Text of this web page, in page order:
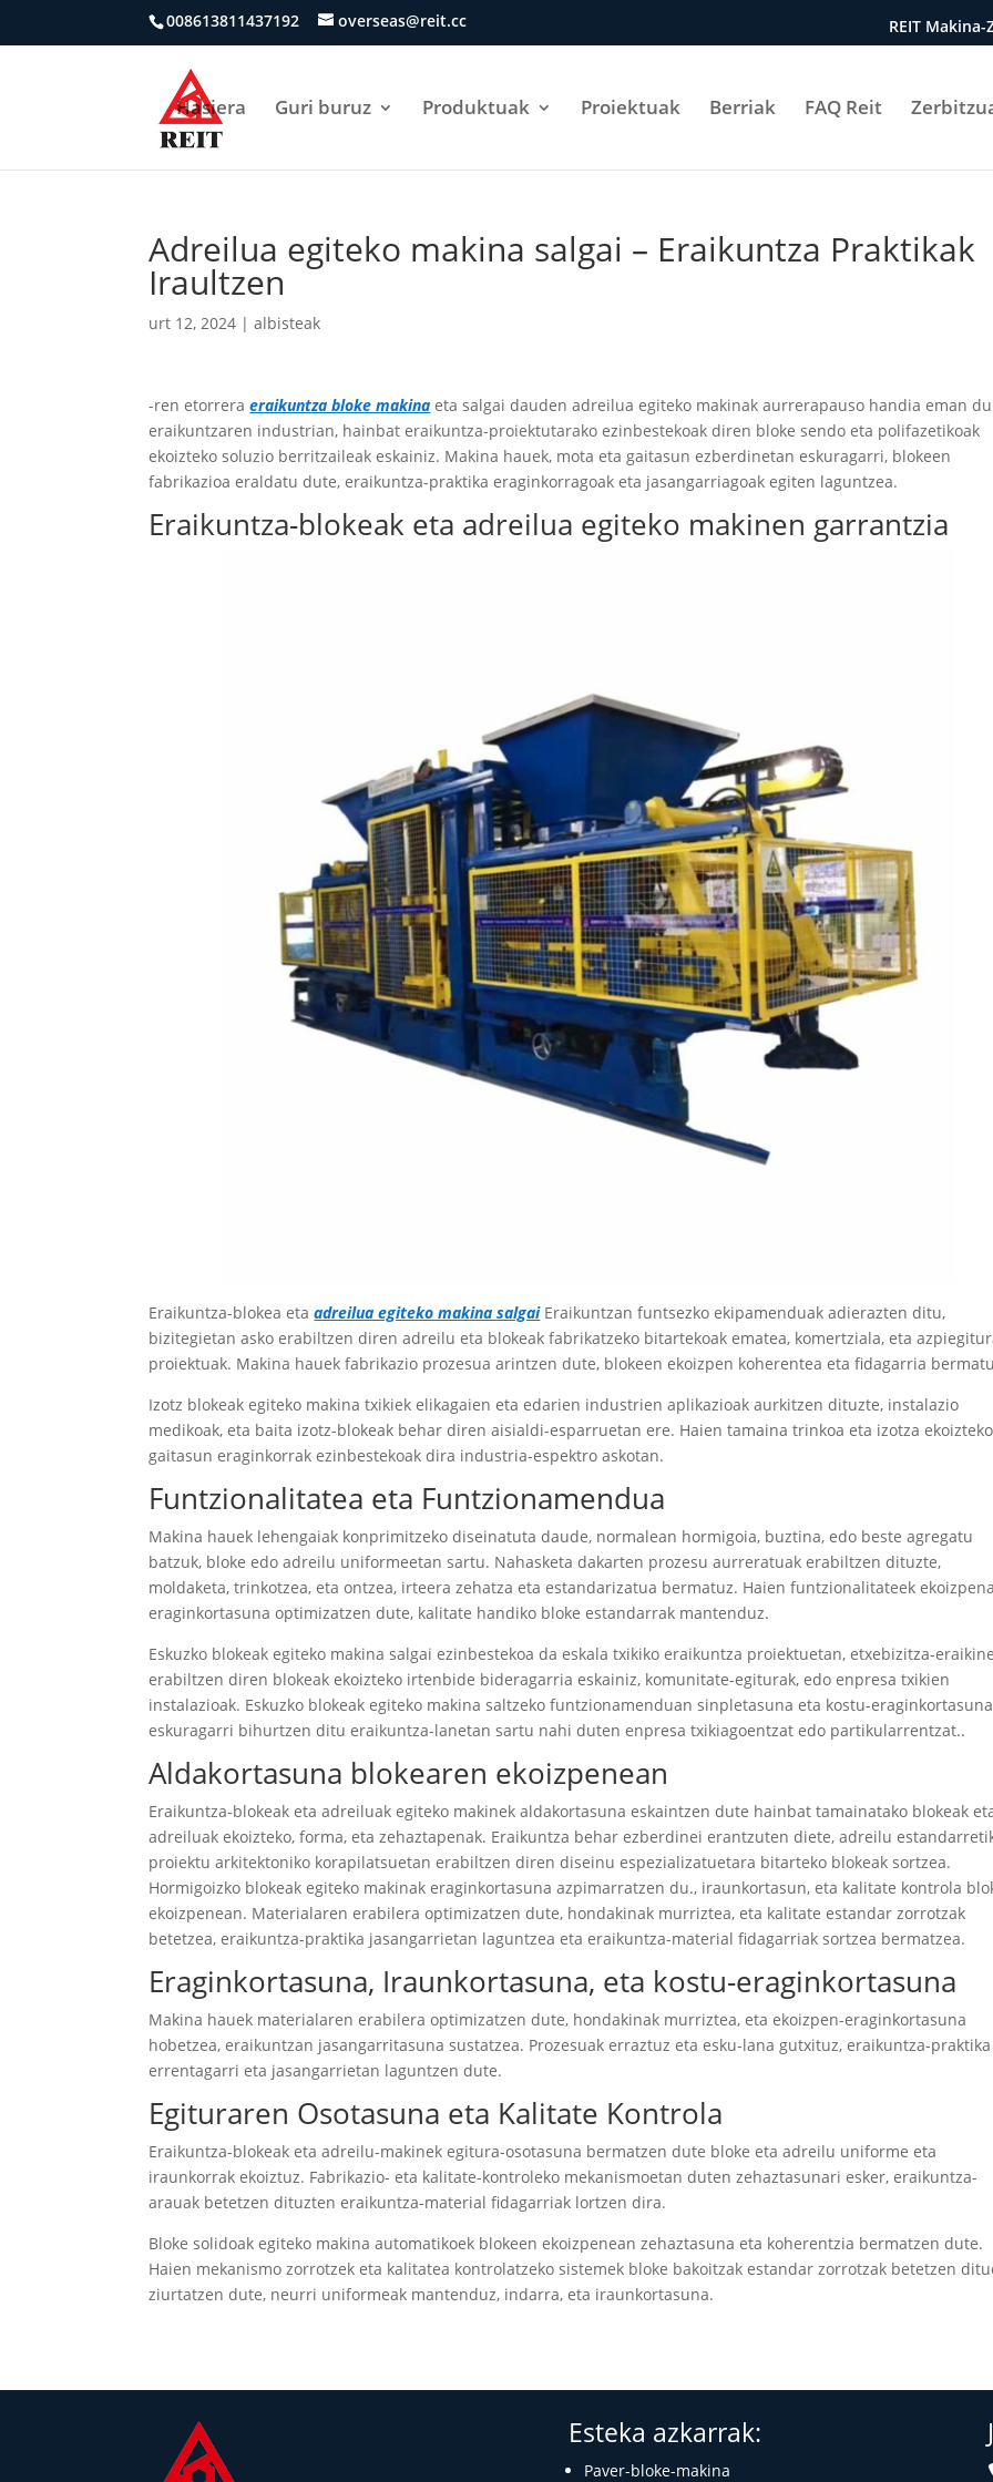
008613811437192 overseas@reit.cc REIT
Hasiera Guri buruz Produktuak Proiektuak Berriak FAQ Reit
Adreilua egiteko makina salgai – Eraikuntza Praktikak
Iraultzen
urt 12, 2024 |albisteak
-ren etorreraeraikuntza bloke makina eta salgai dauden adreilua egiteko makinak aurrerapauso handia eman du
eraikuntzaren industrian, hainbat eraikuntza-proiektutarako ezinbestekoak diren bloke sendo eta polifazetikoak
ekoizteko soluzio berritzaileak eskainiz. Makina hauek, mota eta gaitasun ezberdinetan eskuragarri, blokeen
fabrikazioa eraldatu dute, eraikuntza-praktika eraginkorragoak eta jasangarriagoak egiten laguntzea.
Eraikuntza-blokeak eta adreilua egiteko makinen garrantzia
Eraikuntza-blokea etaadreilua egiteko makina salgaiEraikuntzan funtsezko ekipamenduak adierazten ditu,
bizitegietan asko erabiltzen diren adreilu eta blokeak fabrikatzeko bitartekoak ematea, komertziala, eta
proiektuak. Makina hauek fabrikazio prozesua arintzen dute, blokeen ekoizpen koherentea eta fidagarria
Izotz blokeak egiteko makina txikiek elikagaien eta edarien industrien aplikazioak aurkitzen dituzte, instalazio
medikoak, eta baita izotz-blokeak behar diren aisialdi-esparruetan ere. Haien tamaina trinkoa eta izotza ekoizteko
gaitasun eraginkorrak ezinbestekoak dira industria-espektro askotan.
Funtzionalitatea eta Funtzionamendua
Makina hauek lehengaiak konprimitzeko diseinatuta daude, normalean hormigoia, buztina, edo beste agregatu
batzuk, bloke edo adreilu uniformeetan sartu. Nahasketa dakarten prozesu aurreratuak erabiltzen dituzte,
moldaketa, trinkotzea, eta ontzea, irteera zehatza eta estandarizatua bermatuz. Haien funtzionalitateek
eraginkortasuna optimizatzen dute, kalitate handiko bloke estandarrak mantenduz.
Eskuzko blokeak egiteko makina salgai ezinbestekoa da eskala txikiko eraikuntza proiektuetan, etxebizitza-
erabiltzen diren blokeak ekoizteko irtenbide bideragarria eskainiz, komunitate-egiturak, edo enpresa txikien
instalazioak. Eskuzko blokeak egiteko makina saltzeko funtzionamenduan sinpletasuna eta kostu-eraginkortasuna
eskuragarri bihurtzen ditu eraikuntza-lanetan sartu nahi duten enpresa txikiagoentzat edo partikularrentzat..
Aldakortasuna blokearen ekoizpenean
Eraikuntza-blokeak eta adreiluak egiteko makinek aldakortasuna eskaintzen dute hainbat tamainatako blokeak
adreiluak ekoizteko, forma, eta zehaztapenak. Eraikuntza behar ezberdinei erantzuten diete, adreilu
proiektu arkitektoniko korapilatsuetan erabiltzen diren diseinu espezializatuetara bitarteko blokeak sortzea.
Hormigoizko blokeak egiteko makinak eraginkortasuna azpimarratzen du., iraunkortasun, eta kalitate kontrola
ekoizpenean. Materialaren erabilera optimizatzen dute, hondakinak murriztea, eta kalitate estandar zorrotzak
betetzea, eraikuntza-praktika jasangarrietan laguntzea eta eraikuntza-material fidagarriak sortzea bermatzea.
Eraginkortasuna, Iraunkortasuna, eta kostu-eraginkortasuna
Makina hauek materialaren erabilera optimizatzen dute, hondakinak murriztea, eta ekoizpen-eraginkortasuna
hobetzea, eraikuntzan jasangarritasuna sustatzea. Prozesuak erraztuz eta esku-lana gutxituz, eraikuntza-praktika
errentagarri eta jasangarrietan laguntzen dute.
Egituraren Osotasuna eta Kalitate Kontrola
Eraikuntza-blokeak eta adreilu-makinek egitura-osotasuna bermatzen dute bloke eta adreilu uniforme eta
iraunkorrak ekoiztuz. Fabrikazio- eta kalitate-kontroleko mekanismoetan duten zehaztasunari esker, eraikuntza-
arauak betetzen dituzten eraikuntza-material fidagarriak lortzen dira.
Bloke solidoak egiteko makina automatikoek blokeen ekoizpenean zehaztasuna eta koherentzia bermatzen dute.
Haien mekanismo zorrotzek eta kalitatea kontrolatzeko sistemek bloke bakoitzak estandar zorrotzak betetzen
ziurtatzen dute, neurri uniformeak mantenduz, indarra, eta iraunkortasuna.
Esteka azkarrak:
Paver-bloke-makina